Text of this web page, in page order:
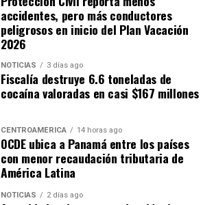
accidentes, pero más conductores
peligrosos en inicio del Plan Vacación
2026
NOTICIAS 3 días ago
Fiscalía destruye 6.6 toneladas de
cocaína valoradas en casi $167 millones
CENTROAMÉRICA 14 horas ago
OCDE ubica a Panamá entre los países
con menor recaudación tributaria de
América Latina
NOTICIAS 2 días ago